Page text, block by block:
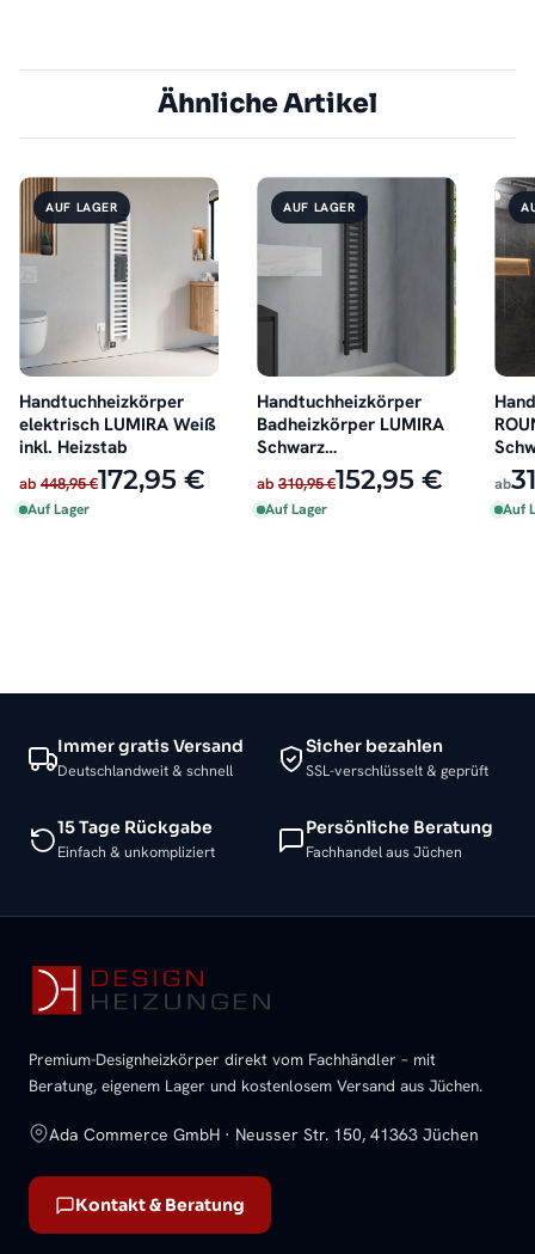
Ähnliche Artikel
AUF LAGER
Handtuchheizkörper
elektrisch LUMIRA Weiß
inkl. Heizstab
ab 448,95 €172,95 €
Auf Lager
AUF LAGER
Handtuchheizkörper
Badheizkörper LUMIRA
Schwarz
Seitenanschluss
ab 310,95 €152,95 €
Auf Lager
ab
Auf
Immer gratis Versand
Deutschlandweit & schnell
Sicher bezahlen
SSL-verschlüsselt & geprüft
15 Tage Rückgabe
Einfach & unkompliziert
Persönliche Beratung
Fachhandel aus Jüchen
Premium-Designheizkörper direkt vom Fachhändler – mit
Beratung, eigenem Lager und kostenlosem Versand aus Jüchen.
Ada Commerce GmbH · Neusser Str. 150, 41363 Jüchen
Kontakt & Beratung